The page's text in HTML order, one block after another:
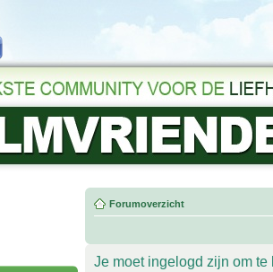
Forumoverzicht
Je moet ingelogd zijn om